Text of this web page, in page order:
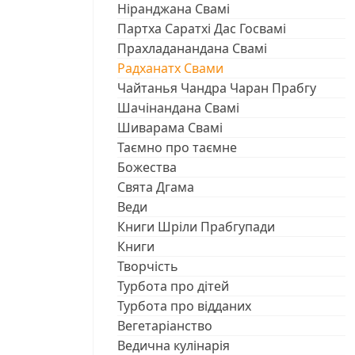
Ніранджана Свамі
Партха Саратхі Дас Госвамі
Прахладанандана Свамі
Радханатх Свами
Чайтанья Чандра Чаран Прабгу
Шачінандана Свамі
Шиварама Свамі
Таємно про таємне
Божества
Свята Дгама
Веди
Книги Шріли Прабгупади
Книги
Творчість
Турбота про дітей
Турбота про відданих
Вегетаріанство
Ведична кулінарія